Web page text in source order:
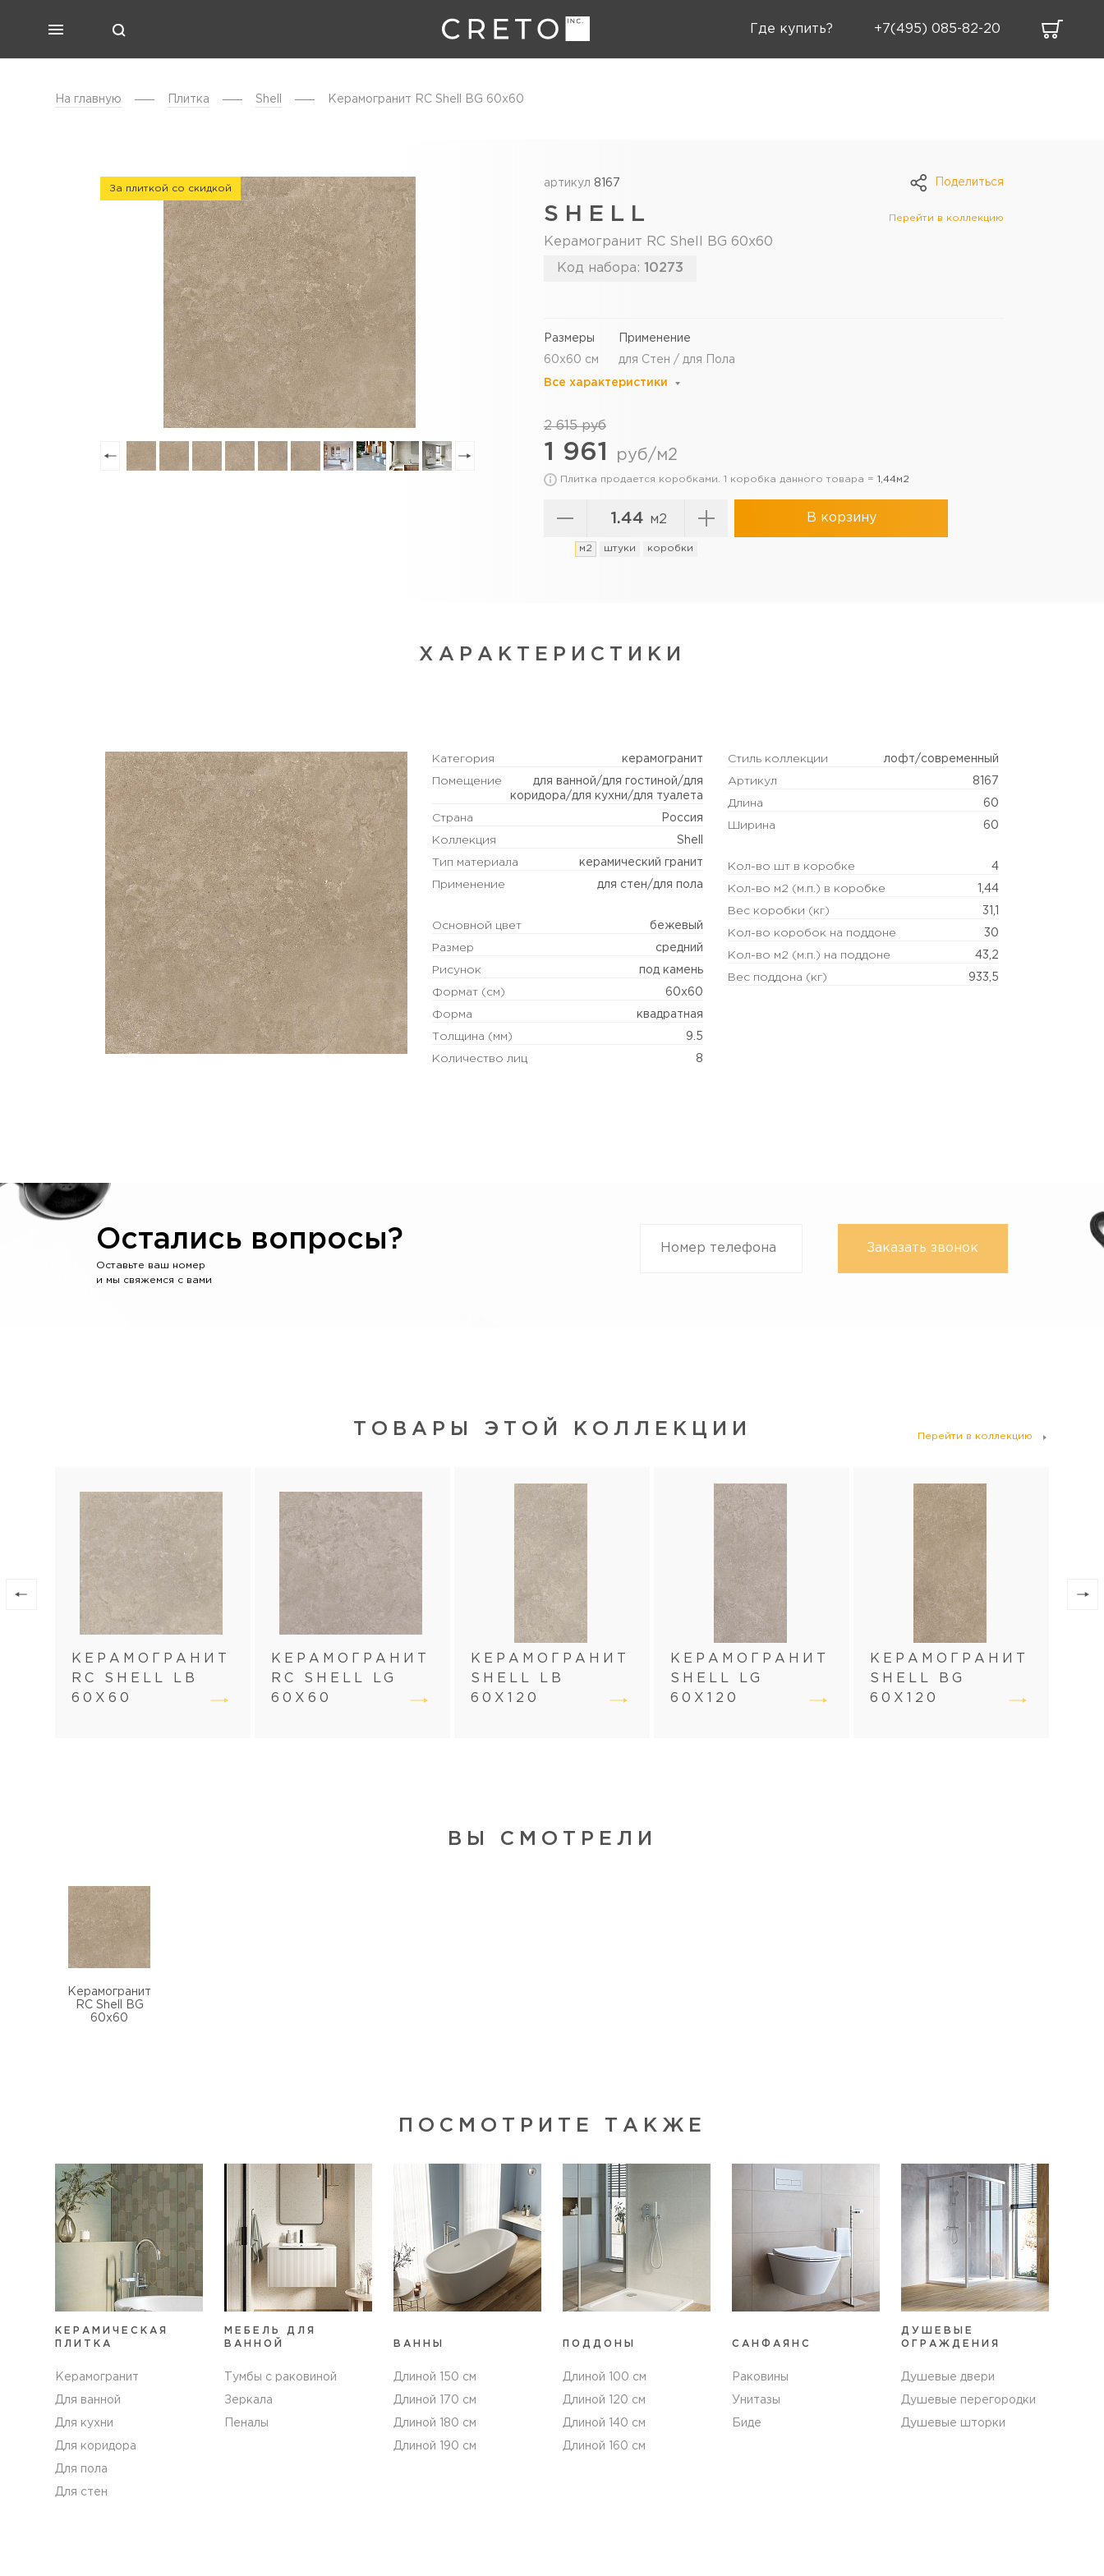
Где купить? +7(495) 085-82-20
На главную Плитка Shell Керамогранит RC Shell BG 60х60
За плиткой со скидкой
Поделиться
артикул 8167
SHELL Перейти в коллекцию
Керамогранит RC Shell BG 60х60
Код набора: 10273
Размеры
60х60 см
Применение
для Стен / для Пола
Все характеристики
2 615 руб
1 961 руб/м2
Плитка продается коробками. 1 коробка данного товара = 1,44м2
м2
м2 штуки коробки
В корзину
ХАРАКТЕРИСТИКИ
Категория керамогранит
Помещение
для ванной/для гостиной/для
коридора/для кухни/для туалета
Страна Россия
Коллекция Shell
Тип материала керамический гранит
Применение для стен/для пола
Основной цвет бежевый
Размер средний
Рисунок под камень
Формат (см) 60х60
Форма квадратная
Толщина (мм) 9.5
Количество лиц 8
Стиль коллекции лофт/современный
Артикул 8167
Длина 60
Ширина 60
Кол-во шт в коробке 4
Кол-во м2 (м.п.) в коробке 1,44
Вес коробки (кг) 31,1
Кол-во коробок на поддоне 30
Кол-во м2 (м.п.) на поддоне 43,2
Вес поддона (кг) 933,5
Остались вопросы?
Оставьте ваш номер
и мы свяжемся с вами
ТОВАРЫ ЭТОЙ КОЛЛЕКЦИИ Перейти в коллекцию
КЕРАМОГРАНИТ
RC SHELL LB
60Х60
КЕРАМОГРАНИТ
RC SHELL LG
60Х60
КЕРАМОГРАНИТ
SHELL LB
60Х120
КЕРАМОГРАНИТ
SHELL LG
60Х120
КЕРАМОГРАНИТ
SHELL BG
60Х120
ВЫ СМОТРЕЛИ
Керамогранит
RC Shell BG
60х60
ПОСМОТРИТЕ ТАКЖЕ
КЕРАМИЧЕСКАЯ
ПЛИТКА
Керамогранит
Для ванной
Для кухни
Для коридора
Для пола
Для стен
МЕБЕЛЬ ДЛЯ
ВАННОЙ
Тумбы с раковиной
Зеркала
Пеналы
ВАННЫ
Длиной 150 см
Длиной 170 см
Длиной 180 см
Длиной 190 см
ПОДДОНЫ
Длиной 100 см
Длиной 120 см
Длиной 140 см
Длиной 160 см
САНФАЯНС
Раковины
Унитазы
Биде
ДУШЕВЫЕ
ОГРАЖДЕНИЯ
Душевые двери
Душевые перегородки
Душевые шторки